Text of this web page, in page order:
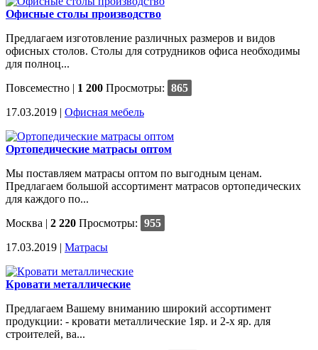
Офисные столы производство
Предлагаем изготовление различных размеров и видов
офисных столов. Столы для сотрудников офиса необходимы
для полноц...
Повсеместно | 1 200 Просмотры: 865
17.03.2019 | Офисная мебель
Ортопедические матрасы оптом
Мы поставляем матрасы оптом по выгодным ценам.
Предлагаем большой ассортимент матрасов ортопедических
для каждого по...
Москва | 2 220 Просмотры: 955
17.03.2019 | Матрасы
Кровати металлические
Предлагаем Вашему вниманию широкий ассортимент
продукции: - кровати металлические 1яр. и 2-х яр. для
строителей, ва...